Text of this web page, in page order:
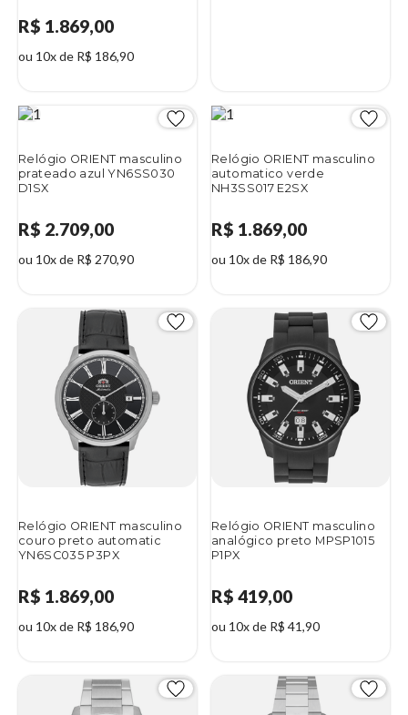
R$ 1.869,00
ou 10x de R$ 186,90
Relógio ORIENT masculino
prateado azul YN6SS030
D1SX
R$ 2.709,00
ou 10x de R$ 270,90
Relógio ORIENT masculino
automatico verde
NH3SS017 E2SX
R$ 1.869,00
ou 10x de R$ 186,90
Relógio ORIENT masculino
couro preto automatic
YN6SC035 P3PX
R$ 1.869,00
ou 10x de R$ 186,90
Relógio ORIENT masculino
analógico preto MPSP1015
P1PX
R$ 419,00
ou 10x de R$ 41,90